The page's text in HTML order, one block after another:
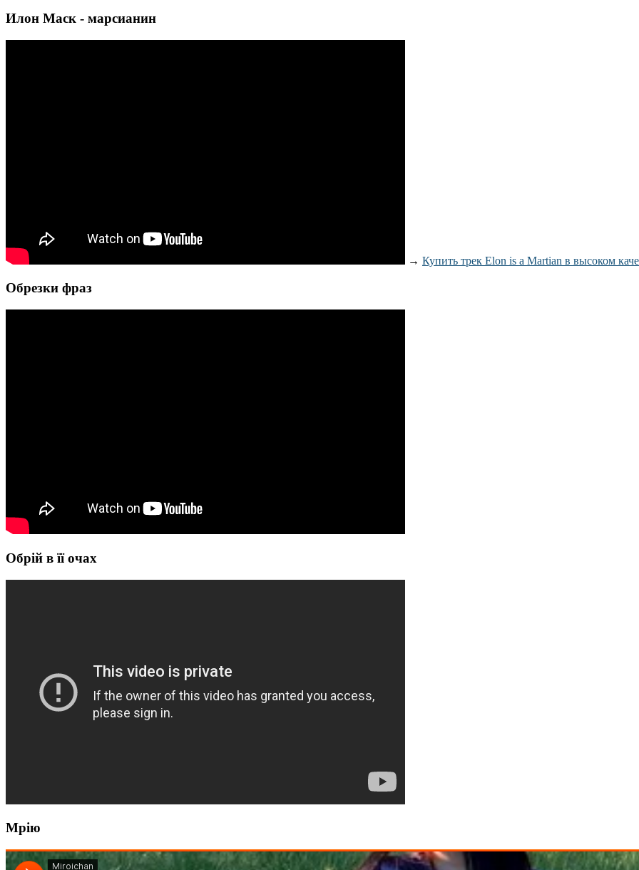
Илон Маск - марсианин
→ Купить трек Elon is a Martian в высоком
Обрезки фраз
Обрій в її очах
Мрію